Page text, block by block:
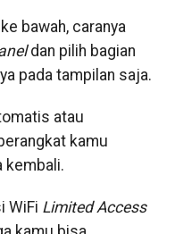
bawah, caranya
dan pilih bagian
pada tampilan saja.
atau
kamu
kembali.
WiFi Limited Access